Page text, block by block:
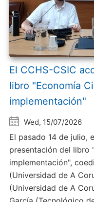
El CCHS-CSIC
libro "Economía
implementación"
Wed, 15/07/2026
El pasado 14 de julio,
presentación del libro
implementación",
(Universidad de A
(Universidad de A